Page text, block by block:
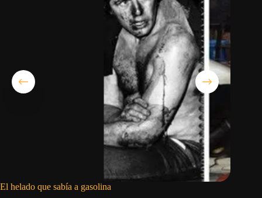
El helado que sabía a gasolina